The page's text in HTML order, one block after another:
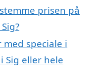
prisen på
speciale i
eller hele